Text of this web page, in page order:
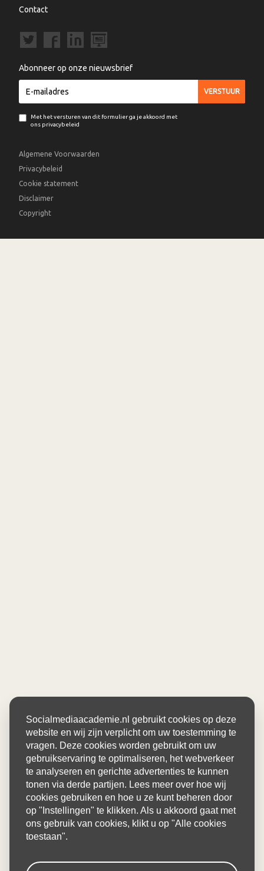
Contact
Abonneer op onze nieuwsbrief
Met het versturen van dit formulier ga je akkoord met
ons privacybeleid
Algemene Voorwaarden
Privacybeleid
Cookie statement
Disclaimer
Copyright
Socialmediaacademie.nl gebruikt cookies op deze
website en wij zijn verplicht om uw toestemming te
vragen. Deze cookies worden gebruikt om uw
gebruikservaring te optimaliseren, het webverkeer
te analyseren en gerichte advertenties te kunnen
tonen via derde partijen. Lees meer over hoe wij
cookies gebruiken en hoe u ze kunt beheren door
op "Instellingen" te klikken. Als u akkoord gaat met
ons gebruik van cookies, klikt u op "Alle cookies
toestaan".